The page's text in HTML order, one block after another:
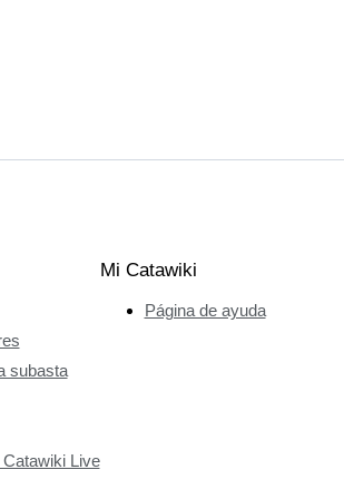
subasta
Live
Mi Catawiki
Página de ayuda